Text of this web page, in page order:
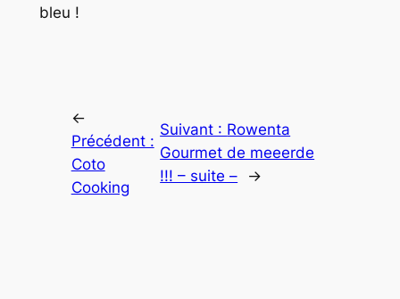
bleu !
←
Précédent :
Coto
Cooking
Suivant : Rowenta
Gourmet de meeerde
!!! – suite –
→